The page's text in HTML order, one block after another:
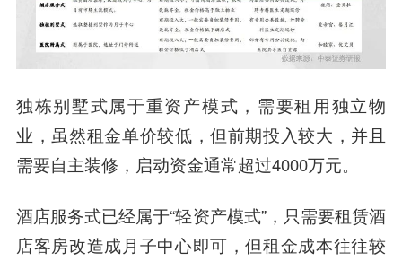
独栋别墅式属于重资产模式，需要租用独立物
业，虽然租金单价较低，但前期投入较大，并且
需要自主装修，启动资金通常超过4000万元。
酒店服务式已经属于“轻资产模式”，只需要租赁酒
店客房改造成月子中心即可，但租金成本往往较